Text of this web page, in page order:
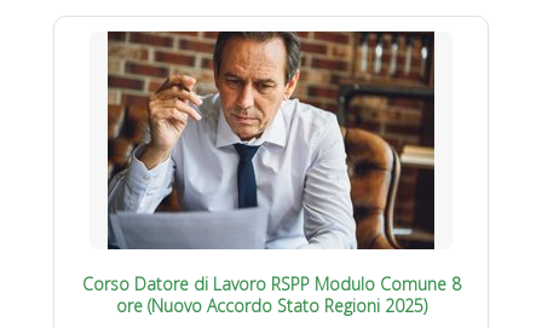
Corso Datore di Lavoro RSPP Modulo Comune 8
ore (Nuovo Accordo Stato Regioni 2025)